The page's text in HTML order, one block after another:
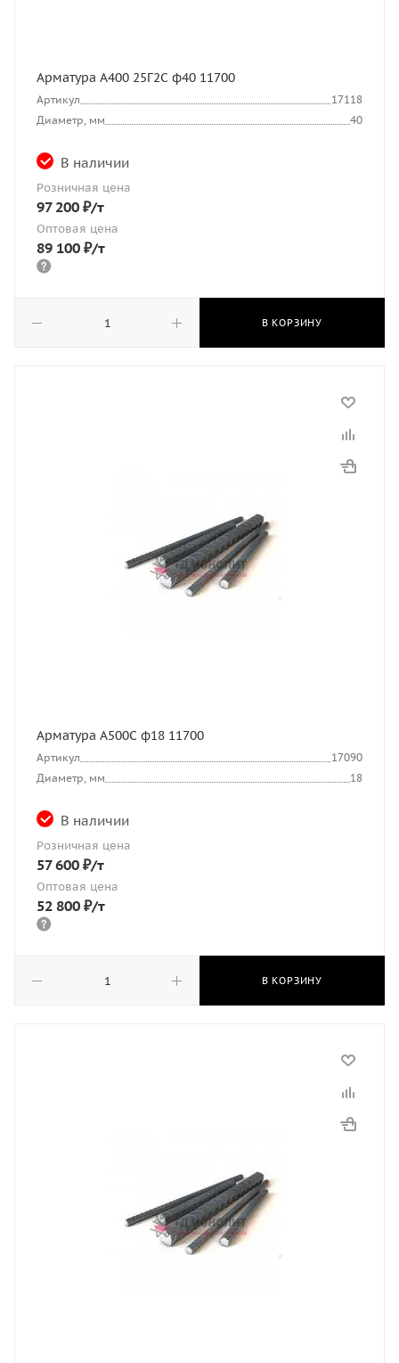
Арматура А400 25Г2С ф40 11700
Артикул
17118
Диаметр, мм
40
В наличии
Розничная цена
97 200 ₽/т
Оптовая цена
89 100 ₽/т
В КОРЗИНУ
Арматура А500С ф18 11700
Артикул
17090
Диаметр, мм
18
В наличии
Розничная цена
57 600 ₽/т
Оптовая цена
52 800 ₽/т
В КОРЗИНУ